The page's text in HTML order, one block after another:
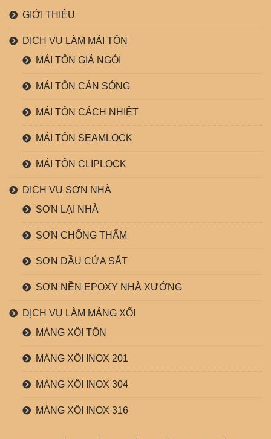
GIỚI THIỆU
DỊCH VỤ LÀM MÁI TÔN
MÁI TÔN GIẢ NGÓI
MÁI TÔN CÁN SÓNG
MÁI TÔN CÁCH NHIỆT
MÁI TÔN SEAMLOCK
MÁI TÔN CLIPLOCK
DỊCH VỤ SƠN NHÀ
SƠN LẠI NHÀ
SƠN CHỐNG THẤM
SƠN DẦU CỬA SẮT
SƠN NỀN EPOXY NHÀ XƯỞNG
DỊCH VỤ LÀM MÁNG XỐI
MÁNG XỐI TÔN
MÁNG XỐI INOX 201
MÁNG XỐI INOX 304
MÁNG XỐI INOX 316